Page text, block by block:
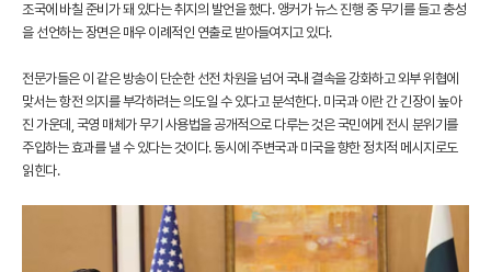
조국에 바칠 준비가 돼 있다는 취지의 발언을 했다. 앵커가 뉴스 진행 중 무기를 들고 충성
을 선언하는 장면은 매우 이례적인 연출로 받아들여지고 있다.
전문가들은 이 같은 방송이 단순한 선전 차원을 넘어 국내 결속을 강화하고 외부 위협에
맞서는 항전 의지를 부각하려는 의도일 수 있다고 분석한다. 미국과 이란 간 긴장이 높아
진 가운데, 국영 매체가 무기 사용법을 공개적으로 다루는 것은 국민에게 전시 분위기를
주입하는 효과를 낼 수 있다는 것이다. 동시에 주변국과 미국을 향한 정치적 메시지로도
읽힌다.